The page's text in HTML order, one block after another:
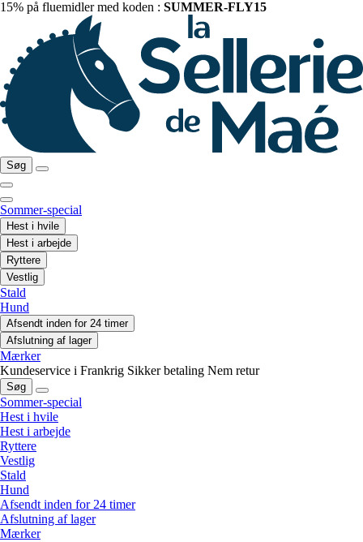
15% på fluemidler med koden : SUMMER-FLY15
Søg
Sommer-special
Hest i hvile
Hest i arbejde
Ryttere
Vestlig
Stald
Hund
Afsendt inden for 24 timer
Afslutning af lager
Mærker
Kundeservice i Frankrig Sikker betaling Nem retur
Søg
Sommer-special
Hest i hvile
Hest i arbejde
Ryttere
Vestlig
Stald
Hund
Afsendt inden for 24 timer
Afslutning af lager
Mærker